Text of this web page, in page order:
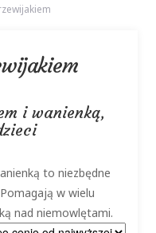
i wanienką,
to niezbędne
w wielu
nad niemowlętami.